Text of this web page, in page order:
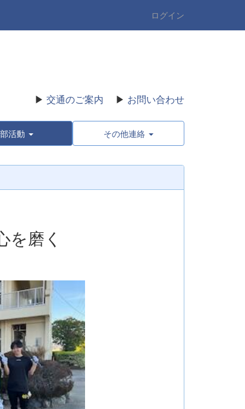
ログイン
▶ 交通のご案内 ▶ お問い合わせ
部活動 その他連絡
を磨く